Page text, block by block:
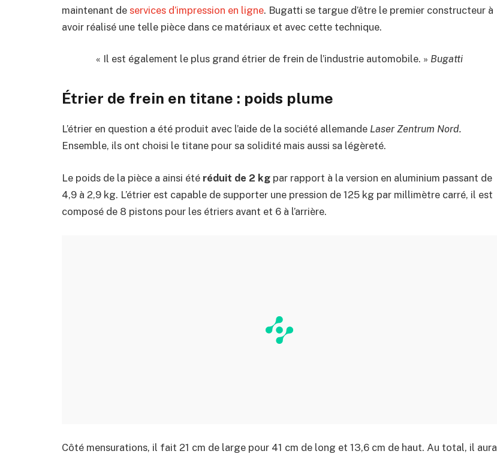
maintenant de services d’impression en ligne. Bugatti se targue d’être le premier constructeur à
avoir réalisé une telle pièce dans ce matériaux et avec cette technique.
« Il est également le plus grand étrier de frein de l’industrie automobile. » Bugatti
Étrier de frein en titane : poids plume
L’étrier en question a été produit avec l’aide de la société allemande Laser Zentrum Nord.
Ensemble, ils ont choisi le titane pour sa solidité mais aussi sa légèreté.
Le poids de la pièce a ainsi été réduit de 2 kg par rapport à la version en aluminium passant de
4,9 à 2,9 kg. L’étrier est capable de supporter une pression de 125 kg par millimètre carré, il est
composé de 8 pistons pour les étriers avant et 6 à l’arrière.
Côté mensurations, il fait 21 cm de large pour 41 cm de long et 13,6 cm de haut. Au total, il aura